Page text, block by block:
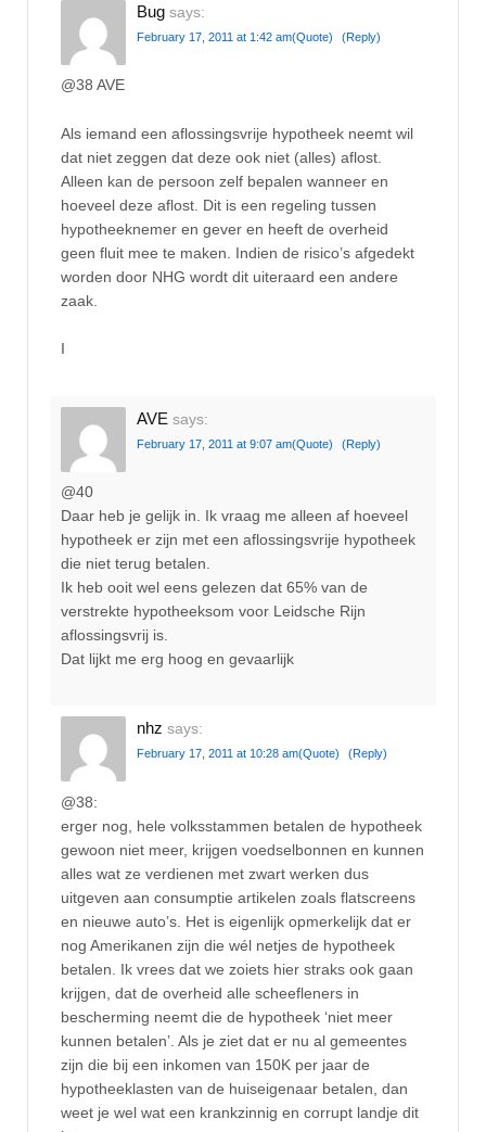
Bug says:
February 17, 2011 at 1:42 am(Quote) (Reply)
@38 AVE
Als iemand een aflossingsvrije hypotheek neemt wil
dat niet zeggen dat deze ook niet (alles) aflost.
Alleen kan de persoon zelf bepalen wanneer en
hoeveel deze aflost. Dit is een regeling tussen
hypotheeknemer en gever en heeft de overheid
geen fluit mee te maken. Indien de risico’s afgedekt
worden door NHG wordt dit uiteraard een andere
zaak.
I
AVE says:
February 17, 2011 at 9:07 am(Quote) (Reply)
@40
Daar heb je gelijk in. Ik vraag me alleen af hoeveel
hypotheek er zijn met een aflossingsvrije hypotheek
die niet terug betalen.
Ik heb ooit wel eens gelezen dat 65% van de
verstrekte hypotheeksom voor Leidsche Rijn
aflossingsvrij is.
Dat lijkt me erg hoog en gevaarlijk
nhz says:
February 17, 2011 at 10:28 am(Quote) (Reply)
@38:
erger nog, hele volksstammen betalen de hypotheek
gewoon niet meer, krijgen voedselbonnen en kunnen
alles wat ze verdienen met zwart werken dus
uitgeven aan consumptie artikelen zoals flatscreens
en nieuwe auto’s. Het is eigenlijk opmerkelijk dat er
nog Amerikanen zijn die wél netjes de hypotheek
betalen. Ik vrees dat we zoiets hier straks ook gaan
krijgen, dat de overheid alle scheefleners in
bescherming neemt die de hypotheek ‘niet meer
kunnen betalen’. Als je ziet dat er nu al gemeentes
zijn die bij een inkomen van 150K per jaar de
hypotheeklasten van de huiseigenaar betalen, dan
weet je wel wat een krankzinnig en corrupt landje dit